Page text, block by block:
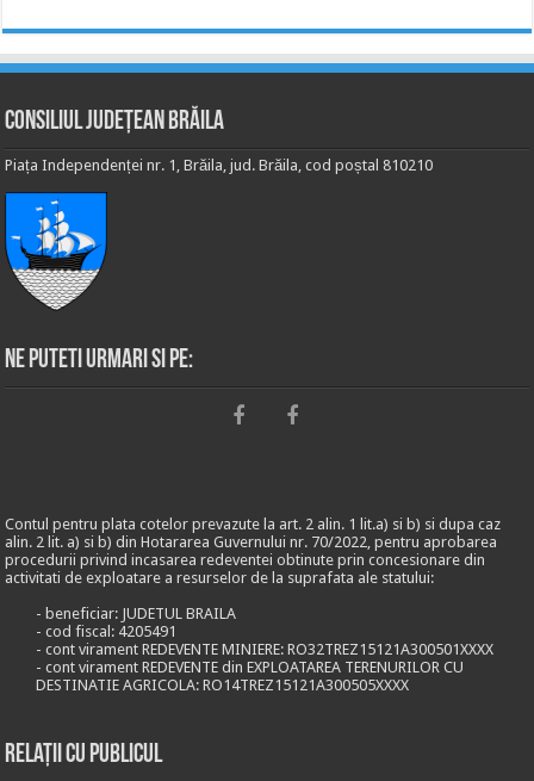
Consiliul Județean Brăila
Piața Independenței nr. 1, Brăila, jud. Brăila, cod poștal 810210
Ne puteti urmari si pe:
Contul pentru plata cotelor prevazute la art. 2 alin. 1 lit.a) si b) si dupa caz
alin. 2 lit. a) si b) din Hotararea Guvernului nr. 70/2022, pentru aprobarea
procedurii privind incasarea redeventei obtinute prin concesionare din
activitati de exploatare a resurselor de la suprafata ale statului:
- beneficiar: JUDETUL BRAILA
- cod fiscal: 4205491
- cont virament REDEVENTE MINIERE: RO32TREZ15121A300501XXXX
- cont virament REDEVENTE din EXPLOATAREA TERENURILOR CU
DESTINATIE AGRICOLA: RO14TREZ15121A300505XXXX
Relații cu publicul